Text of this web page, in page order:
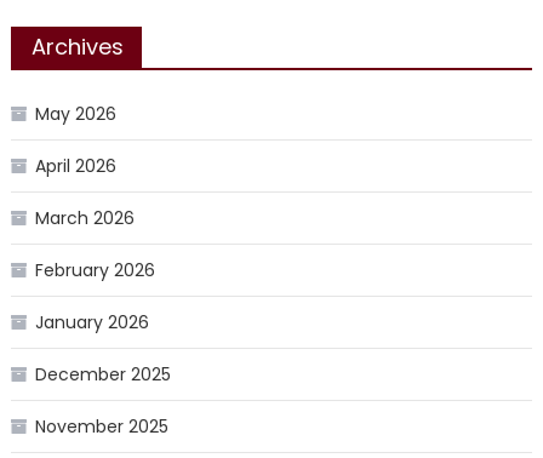
Archives
May 2026
April 2026
March 2026
February 2026
January 2026
December 2025
November 2025